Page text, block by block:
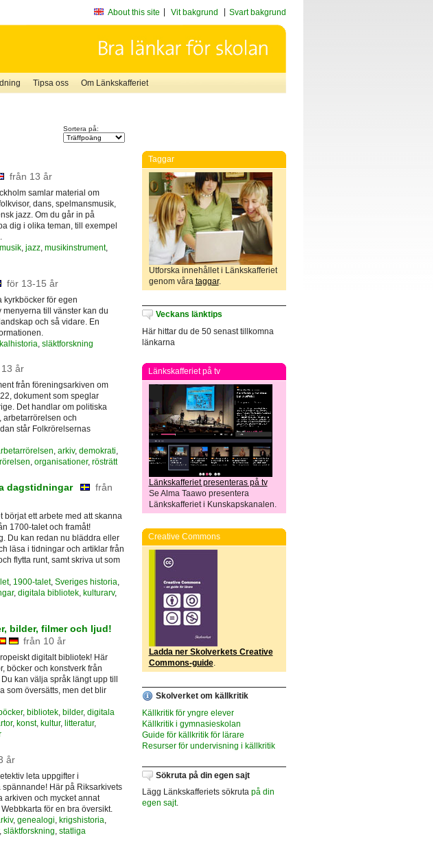
About this site Vit bakgrund Svart bakgrund
Tipsa oss Om Länkskafferiet
Sortera på:
från 13 år
samlar material om
dans, spelmansmusik,
jazz. Om du går in på
dig i olika teman, till exempel
, jazz, musikinstrument,
för 13-15 år
kyrkböcker för egen
till vänster kan du
och så vidare. En
, släktforskning
år
från föreningsarkiven om
dokument som speglar
Det handlar om politiska
arbetarrörelsen och
står Folkrörelsernas
, arkiv, demokrati,
, organisationer, rösträtt
dagstidningar
från
börjat ett arbete med att skanna
1700-talet och framåt!
Du kan redan nu bläddra eller
läsa i tidningar och artiklar från
flytta runt, samt skriva ut som
, 1900-talet, Sveriges historia,
, digitala bibliotek, kulturarv,
bilder, filmer och ljud!
från 10 år
digitalt bibliotek! Här
böcker och konstverk från
kan välja språk längt upp till
som översätts, men det blir
, bibliotek, bilder, digitala
, konst, kultur, litteratur,
år
leta uppgifter i
Här på Riksarkivets
arkiven och mycket annat
för en bra översikt.
, genealogi krigshistoria
släktforskning statliga
Taggar
Utforska innehållet i Länkskafferiet
genom våra taggar.
Veckans länktips
Här hittar du de 50 senast tillkomna
länkarna
Länkskafferiet på tv
Länkskafferiet presenteras på tv
Se Alma Taawo presentera
Länkskafferiet i Kunskapskanalen.
Creative Commons
Ladda ner Skolverkets Creative
Commons-guide.
Skolverket om källkritik
Källkritik för yngre elever
Källkritik i gymnasieskolan
Guide för källkritik för lärare
Resurser för undervisning i källkritik
Sökruta på din egen sajt
Lägg Länkskafferiets sökruta på din
egen sajt.